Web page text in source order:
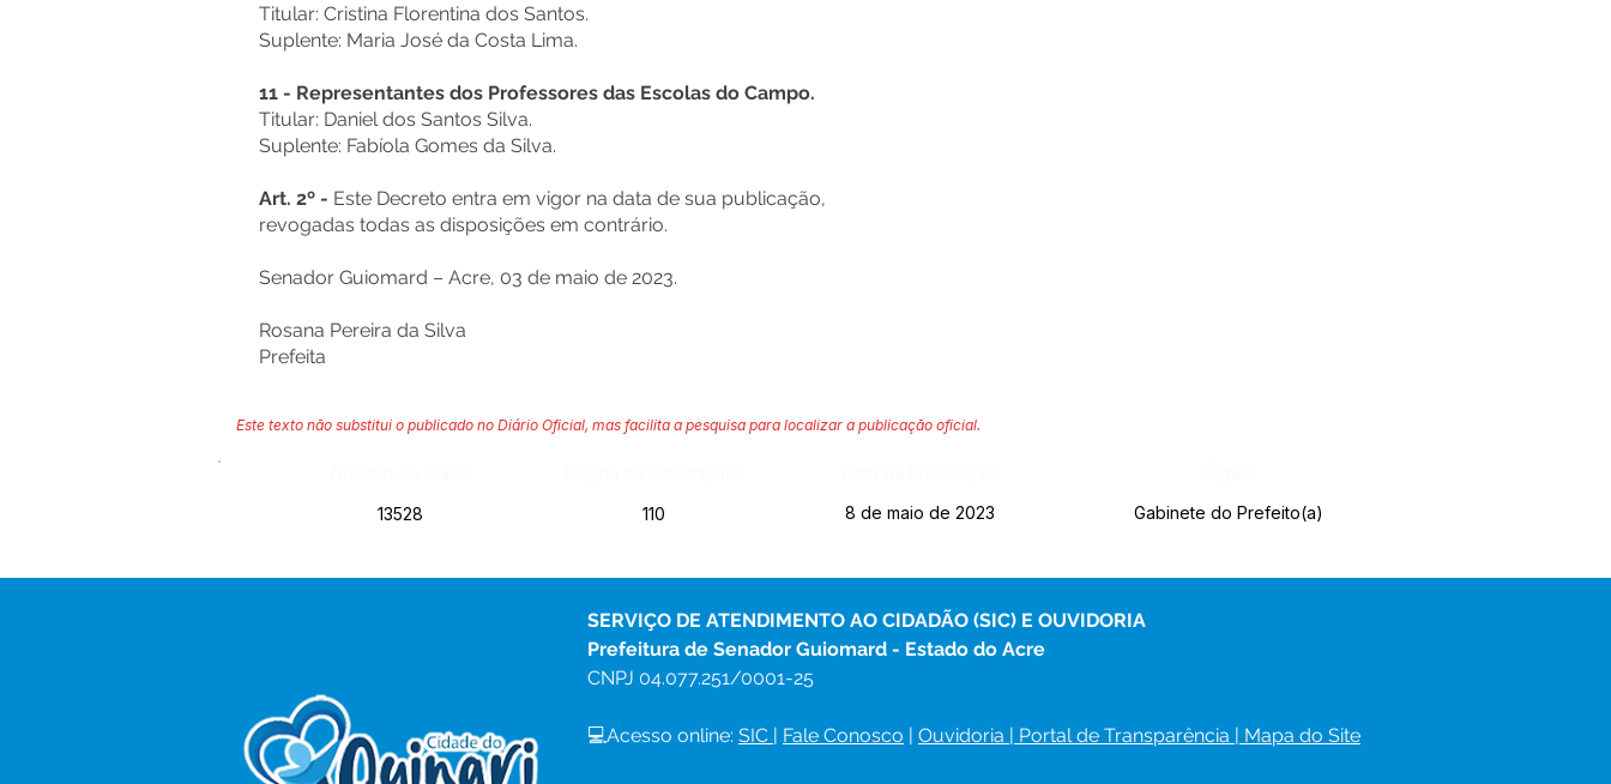
Titular: Cristina Florentina dos Santos.
Suplente: Maria José da Costa Lima.
11 - Representantes dos Professores das Escolas do Campo.
Titular: Daniel dos Santos Silva.
Suplente: Fabíola Gomes da Silva.
Art. 2º - Este Decreto entra em vigor na data de sua publicação,
revogadas todas as disposições em contrário.
Senador Guiomard – Acre, 03 de maio de 2023.
Rosana Pereira da Silva
Prefeita
Este texto não substitui o publicado no Diário Oficial, mas facilita a pesquisa para localizar a publicação oficial.
13528
110 8 de maio de 2023 Gabinete do Prefeito(a)
SERVIÇO DE ATENDIMENTO AO CIDADÃO (SIC) E OUVIDORIA
Prefeitura de Senador Guiomard - Estado do Acre
CNPJ 04.077.251/0001-25
💻Acesso online: SIC | Fale Conosco | Ouvidoria | Portal de Transparência | Mapa do Site